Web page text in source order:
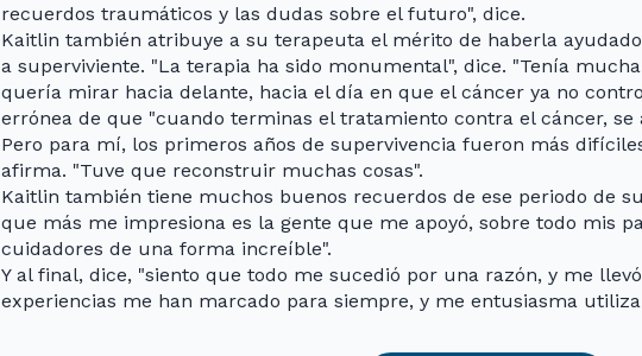
recuerdos traumáticos y las dudas sobre el futuro", dice.
Kaitlin también atribuye a su terapeuta el mérito de haberla
a superviviente. "La terapia ha sido monumental", dice. "Tenía
quería mirar hacia delante, hacia el día en que el cáncer ya no
errónea de que "cuando terminas el tratamiento contra el cáncer, se
Pero para mí, los primeros años de supervivencia fueron más
afirma. "Tuve que reconstruir muchas cosas".
Kaitlin también tiene muchos buenos recuerdos de ese periodo de
que más me impresiona es la gente que me apoyó, sobre todo mis
cuidadores de una forma increíble".
Y al final, dice, "siento que todo me sucedió por una razón, y me
experiencias me han marcado para siempre, y me entusiasma